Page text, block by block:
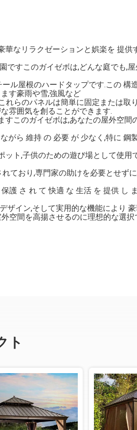
なリラクゼーションと娯楽を 提供
ですこのガイゼボは,どんな庭でも,
ル屋根のハードタップです.この 構
す豪雨や雪,強風など
らのパネルは簡単に固定または取
雰囲気を創ることができます.
このガイゼボは,あなたの屋外空間
がら 維持 の 必要 が 少なく,特に 鋼
ト,子供のための遊び場として使用
ており,専門家の助けを必要とせず
護 さ れ て 快適 な 生活 を 提供 し
イン,そして実用的な機能により
空間を高揚させるのに理想的な選択
ト